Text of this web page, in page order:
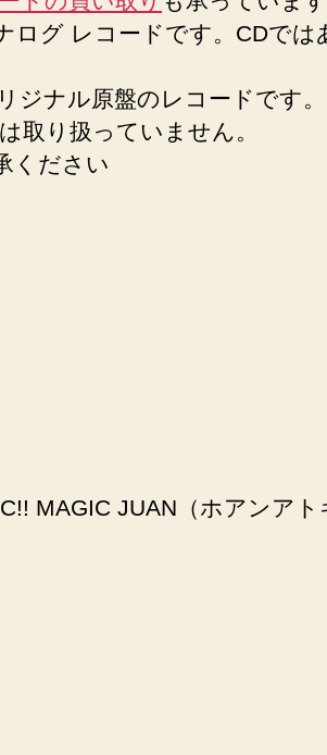
グ レコードです。CDでは
ナル原盤のレコードです。
取り扱っていません。
ください
MAGIC JUAN（ホアンア